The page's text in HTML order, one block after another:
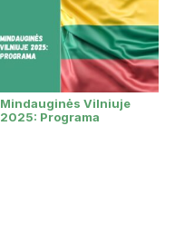
Mindauginės Vilniuje
2025: Programa